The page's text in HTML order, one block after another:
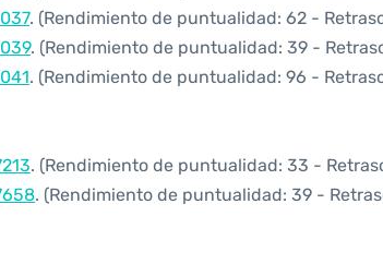
. (Rendimiento de puntualidad: 62 -
. (Rendimiento de puntualidad: 39 -
. (Rendimiento de puntualidad: 96 -
. (Rendimiento de puntualidad: 33 -
. (Rendimiento de puntualidad: 39 -